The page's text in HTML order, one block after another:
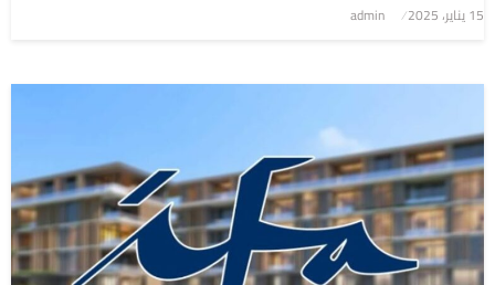
نُشر
15 يناير، 2025 admin